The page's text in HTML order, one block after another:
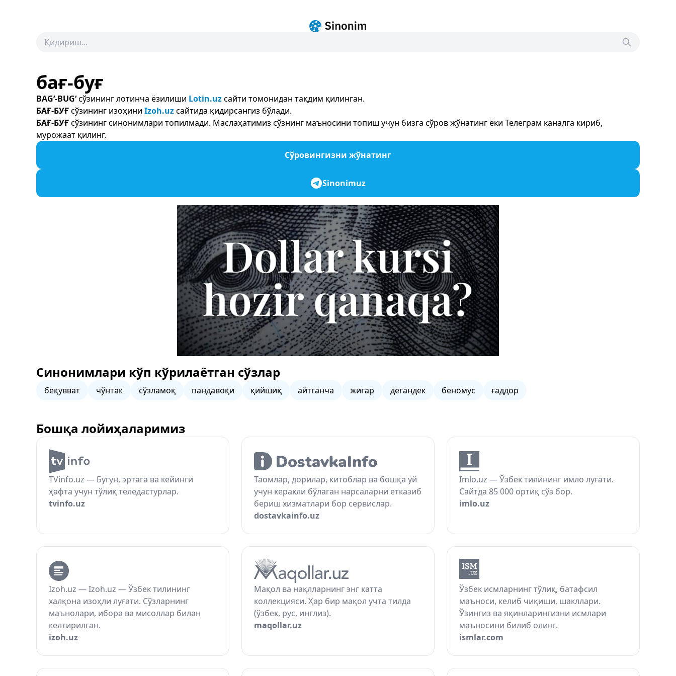
бағ-буғ
BAG‘-BUG‘сўзининг лотинча ёзилиши Lotin.uzсайти томонидан тақдим қилинган.
БАҒ-БУҒсўзининг изоҳини Izoh.uzсайтида қидирсангиз бўлади.
БАҒ-БУҒсўзининг синонимлари топилмади. Маслаҳатимиз сўзнинг маъносини топиш учун бизга сўров жўнатинг ёки Телеграм каналга кириб,
мурожаат қилинг.
Сўровингизни жўнатинг
Sinonimuz
Синонимлари кўп кўрилаётган сўзлар
беқувват чўнтак сўзламоқ пандавоқи қийшиқ айтганча жигар дегандек беномус ғаддор
Бошқа лойиҳаларимиз
TVinfo.uz — Бугун, эртага ва кейинги
ҳафта учун тўлиқ теледастурлар.
tvinfo.uz
Таомлар, дорилар, китоблар ва бошқа уй
учун керакли бўлаган нарсаларни етказиб
бериш хизматлари бор сервислар.
dostavkainfo.uz
Imlo.uz — Ўзбек тилининг имло луғати.
Сайтда 85 000 ортиқ сўз бор.
imlo.uz
Izoh.uz — Izoh.uz — Ўзбек тилининг
халқона изоҳли луғати. Сўзларнинг
маънолари, ибора ва мисоллар билан
келтирилган.
izoh.uz
Мақол ва нақлларнинг энг катта
коллекцияси. Ҳар бир мақол учта тилда
(ўзбек, рус, инглиз).
maqollar.uz
Ўзбек исмларнинг тўлиқ, батафсил
маъноси, келиб чиқиши, шакллари.
Ўзингиз ва яқинларингизни исмлари
маъносини билиб олинг.
ismlar.com